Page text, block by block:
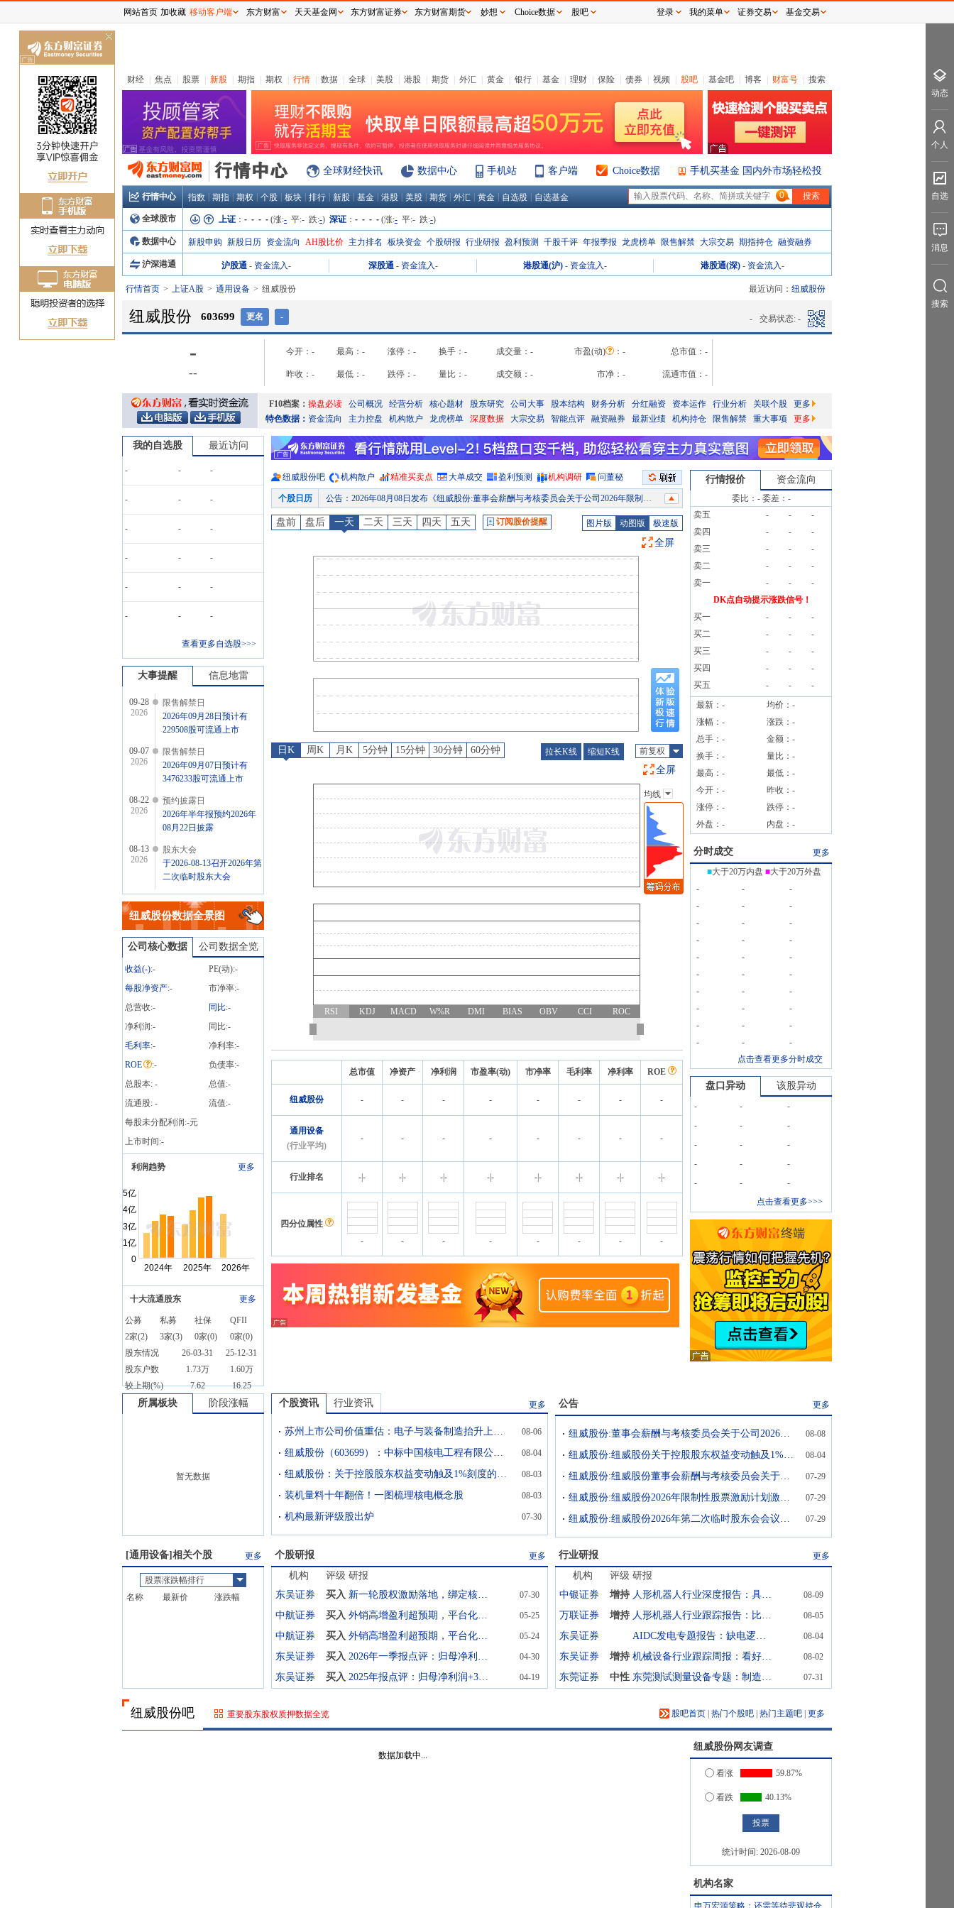
财经 焦点 股票 新股 期指 期权 行情 数据 全球 美股 港股 期货 外汇 黄金 银行 基金 理财 保险 债券 视频 股吧 基金吧 博客 财富号 搜索
全球财经快讯 数据中心 手机站 客户端 Choice数据 手机买基金 国内外市场轻松投
行情中心 指数 期指 期权 个股 板块 排行 新股 基金 港股 美股 期货 外汇 黄金 自选股 自选基金 0
全球股市 上证 ： - - - - (涨:- 平:- 跌:-) 深证 ： - - - - (涨:- 平:- 跌:-)
数据中心 新股申购 新股日历 资金流向 AH股比价 主力排名 板块资金 个股研报 行业研报 盈利预测 千股千评 年报季报 龙虎榜单 限售解禁 大宗交易 期指持仓 融资融券
沪深港通 沪股通 - 资金流入- 深股通 - 资金流入- 港股通(沪) - 资金流入- 港股通(深) - 资金流入-
行情首页 上证A股 通用设备 纽威股份 最近访问： 纽威股份
纽威股份 603699 更名 - - 交易状态: -
-
--
今开： - 最高： - 涨停： - 换手： - 成交量： - 市盈(动) ： - 总市值： -
昨收： - 最低： - 跌停： - 量比： - 成交额： - 市净： - 流通市值： -
F10档案： 操盘必读 公司概况 经营分析 核心题材 股东研究 公司大事 股本结构 财务分析 分红融资 资本运作 行业分析 关联个股
更多
特色数据： 资金流向 主力控盘 机构散户 龙虎榜单 深度数据 大宗交易 智能点评 融资融券 最新业绩 机构持仓 限售解禁 重大事项 更多
我的自选股 最近访问
- - -
- - -
- - -
- - -
- - -
- - -
查看更多自选股>>>
大事提醒 信息地雷
09-28
2026
限售解禁日
2026年09月28日预计有
229508股可流通上市
09-07
2026
限售解禁日
2026年09月07日预计有
3476233股可流通上市
08-22
2026
预约披露日
2026年半年报预约2026年
08月22日披露
08-13
2026
股东大会
于2026-08-13召开2026年第
二次临时股东大会
纽威股份数据全景图
公司核心数据 公司数据全览
收益(-):- PE(动):-
每股净资产:- 市净率:-
总营收:- 同比:-
净利润:- 同比:-
毛利率:- 净利率:-
ROE
:- 负债率:-
总股本: - 总值:-
流通股: - 流值:-
每股未分配利润:-元
上市时间:-
利润趋势 更多
十大流通股东 更多
公募 私募 社保
QFII
2家(2) 3家(3) 0家(0) 0家(0)
股东情况
26-03-31
25-12-31
股东户数
1.73万
1.60万
较上期(%)
7.62 16.25
纽威股份吧 机构散户 精准买卖点 大单成交 盈利预测 机构调研 问董秘
个股日历 公告 ： 2026年08月08日发布《纽威股份:董事会薪酬与考核委员会关于公司2026年限制性股票激励计划激励对象名单的核查意见及公示情况说明》
股权质押：截止2026年08月07日质押总比例1.39%，质押总股数1078.00万股，质押总笔数3笔
股东增减持日
2026年08月04日公布2026年06月01日至2026年08月03日，股东陆斌减持1笔，减持558.5万股
公告：2026年08月04日发布《纽威股份:纽威股份关于控股股东权益变动触及1%刻度的提示性公告》
研报：2026年07月30日发布《新一轮股权激励落地，绑定核心团队、彰显成长信心》研报
限售解禁日：2026年09月28日预计有229508股可流通上市
限售解禁日：2026年09月07日预计有3476233股可流通上市
股东大会：于2026-08-13召开2026年第二次临时股东大会
盘前 盘后 一天 二天 三天 四天 五天 订阅股价提醒 图片版 动图版 极速版
全屏
日K 周K 月K 5分钟 15分钟 30分钟 60分钟 拉长K线 缩短K线 前复权
全屏
主图指标
均线
EXPMA
SAR
BBI
RSI KDJ MACD W%R DMI BIAS OBV CCI ROC
均线
总市值 净资产 净利润 市盈率(动) 市净率 毛利率 净利率 ROE
纽威股份 - - - - - - - -
通用设备
(行业平均)
- - - - - - - -
行业排名 -- -- -|- -- -|- -|- -|- --
四分位属性
-
- - - - - - -
行情报价 资金流向
委比： -委差： -
卖五
- -
-
卖四
- -
-
卖三
- -
-
卖二
- -
-
卖一
- -
-
DK点自动提示涨跌信号！
买一
- -
-
买二
- -
-
买三
- -
-
买四
- -
-
买五
- -
-
最新： - 均价： -
涨幅： - 涨跌： -
总手： - 金额： -
换手： - 量比： -
最高： - 最低： -
今开： - 昨收： -
涨停： - 跌停： -
外盘： - 内盘： -
分时成交
更多
■大于20万内盘 ■大于20万外盘
-
-
-
-
-
-
-
-
-
-
-
-
-
-
-
-
-
-
-
-
-
-
-
-
-
-
-
-
-
-
点击查看更多分时成交
盘口异动 该股异动
- -
-
-
-
-
-
-
-
-
-
-
-
-
-
点击查看更多>>>
所属板块 阶段涨幅
暂无数据
个股资讯 行业资讯 更多
苏州上市公司价值重估：电子与装备制造抬升上限，新能源链条分化加剧 08-06
纽威股份（603699）：中标中国核电工程有限公司采购项目，中标金额为2499.93万元 08-04
纽威股份：关于控股股东权益变动触及1%刻度的提示性公告 08-03
装机量料十年翻倍！一图梳理核电概念股 08-03
机构最新评级股出炉 07-30
公告 更多
纽威股份:董事会薪酬与考核委员会关于公司2026年限制性股票激励计划激励对象名单的核查意见及公示情况说明 08-08
纽威股份:纽威股份关于控股股东权益变动触及1%刻度的提示性公告 08-04
纽威股份:纽威股份董事会薪酬与考核委员会关于公司2026年限制性股票激励计划(草案)相关事项的核查意见 07-29
纽威股份:纽威股份2026年限制性股票激励计划激励对象名单 07-29
纽威股份:纽威股份2026年第二次临时股东会会议资料 07-29
[通用设备]相关个股 更多
股票涨跌幅排行
名称
最新价 涨跌幅
个股研报 更多
机构 评级 研报
东吴证券
买入 新一轮股权激励落地，绑定核心团队、彰显成长信心 07-30
中航证券 买入 外销高增盈利超预期，平台化战略加速兑现 05-25
中航证券 买入 外销高增盈利超预期，平台化战略加速兑现 05-24
东吴证券 买入 2026年一季报点评：归母净利润同比+31%继续大超预期，产品升级、提质增效逻辑持续兑现 04-30
东吴证券 买入 2025年报点评：归母净利润+39%大超预期平台化+高端化+全球化成长可持续 04-19
行业研报 更多
机构 评级 研报
中银证券
增持 人形机器人行业深度报告：具身智能理想载体，奇点渐至未来可期 08-09
万联证券 增持 人形机器人行业跟踪报告：比亚迪人形机器人“小迪”预计8月亮相 08-05
东吴证券 AIDC发电专题报告：缺电逻辑下燃机已开始释放利润，重视0-1的SOFC 08-04
东吴证券 增持 机械设备行业跟踪周报：看好半导体设备超级景气周期&资本开支加速受益的AI设备；推荐估值低稳增长的工程机械 08-02
东莞证券 中性 东莞测试测量设备专题：制造业升级催化检测需求 07-31
纽威股份吧 重要股东股权质押数据全览 股吧首页 热门个股吧 热门主题吧 更多
纽威股份网友调查
看涨 59.87%
看跌 40.13%
统计时间: 2026-08-09
机构名家
申万宏源策略：还需等待悲观持仓
网站首页 加收藏 移动客户端 东方财富 天天基金网 东方财富证券 东方财富期货 妙想 Choice数据 股吧 登录 我的菜单 证券交易 基金交易
动态
个人
自选
消息
搜索